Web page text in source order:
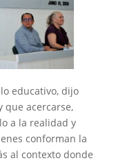
educativo, dijo
que acercarse,
a la realidad y
conforman la
al contexto donde